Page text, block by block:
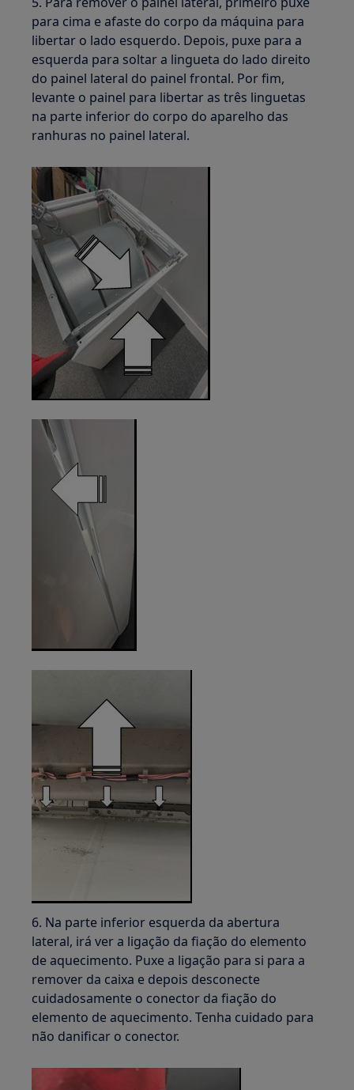
para cima e afaste do corpo da máquina para
libertar o lado esquerdo. Depois, puxe para a
esquerda para soltar a lingueta do lado direito
do painel lateral do painel frontal. Por fim,
levante o painel para libertar as três linguetas
na parte inferior do corpo do aparelho das
ranhuras no painel lateral.
6. Na parte inferior esquerda da abertura
lateral, irá ver a ligação da fiação do elemento
de aquecimento. Puxe a ligação para si para a
remover da caixa e depois desconecte
cuidadosamente o conector da fiação do
elemento de aquecimento. Tenha cuidado para
não danificar o conector.